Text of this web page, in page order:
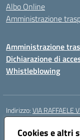
Cookies e altri
Albo Online
Amministrazione
Amministrazione
Dichiarazione di
Whistleblowing
Indirizzo:VIA RAFFAELE
Centralino:
Posta elettronica